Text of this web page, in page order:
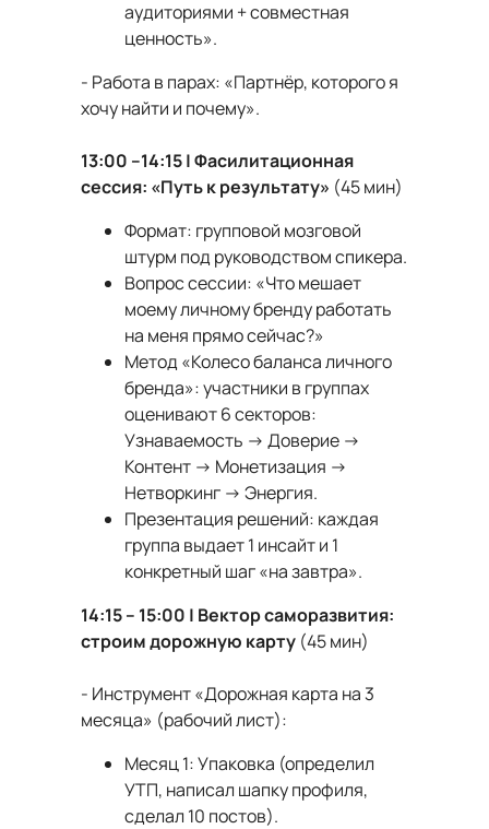
аудиториями + совместная
ценность».
- Работа в парах: «Партнёр, которого я
хочу найти и почему».
13:00 –14:15 | Фасилитационная
сессия: «Путь к результату» (45 мин)
Формат: групповой мозговой
штурм под руководством спикера.
Вопрос сессии: «Что мешает
моему личному бренду работать
на меня прямо сейчас?»
Метод «Колесо баланса личного
бренда»: участники в группах
оценивают 6 секторов:
Узнаваемость → Доверие →
Контент → Монетизация →
Нетворкинг → Энергия.
Презентация решений: каждая
группа выдает 1 инсайт и 1
конкретный шаг «на завтра».
14:15 – 15:00 | Вектор саморазвития:
строим дорожную карту (45 мин)
- Инструмент «Дорожная карта на 3
месяца» (рабочий лист):
Месяц 1: Упаковка (определил
УТП, написал шапку профиля,
сделал 10 постов).